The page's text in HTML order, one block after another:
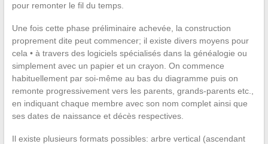
pour remonter le fil du temps.
Une fois cette phase préliminaire achevée, la construction
proprement dite peut commencer; il existe divers moyens pour
cela • à travers des logiciels spécialisés dans la généalogie ou
simplement avec un papier et un crayon. On commence
habituellement par soi-même au bas du diagramme puis on
remonte progressivement vers les parents, grands-parents etc.,
en indiquant chaque membre avec son nom complet ainsi que
ses dates de naissance et décès respectives.
Il existe plusieurs formats possibles: arbre vertical (ascendant